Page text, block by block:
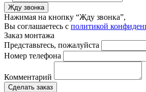
Жду звонка
Нажимая на кнопку “Жду звонка”,
Вы соглашаетесь с политикой
Заказ монтажа
Представьтесь, пожалуйста
Номер телефона
Комментарий
Сделать заказ